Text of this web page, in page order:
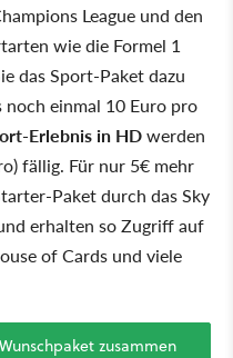
League und den
wie die Formel 1
das Sport-Paket dazu
einmal 10 Euro pro
Erlebnis in HDwerden
fällig. Für nur 5€ mehr
Paket durch das Sky
erhalten so Zugriff auf
of Cards und viele
zusammen